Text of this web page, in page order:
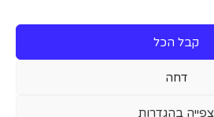
קבל הכל
דחה
צפייה בהגדרות
שליחה